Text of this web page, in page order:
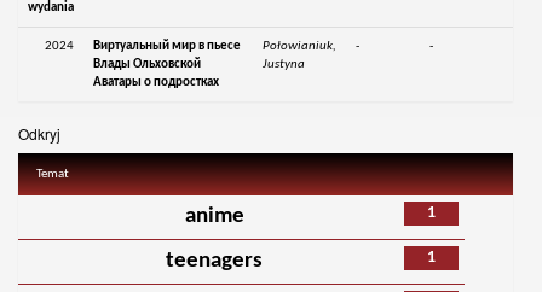
wydania
2024
Виртуальный мир в пьесе
Влады Ольховской
Аватары о подростках
Połowianiuk,
Justyna
- -
Odkryj
Temat
1
anime
1
teenagers